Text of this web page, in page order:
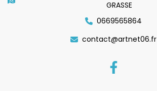
GRASSE
0669565864
contact@artnet06.fr